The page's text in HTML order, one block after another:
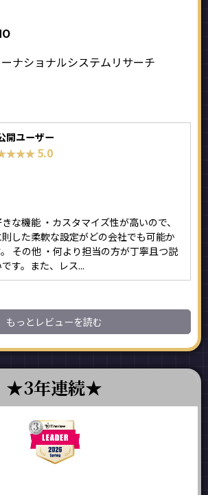
ナショナルシステムリサーチ
開ユーザー
5.0
な機能 ・カスタマイズ性が高いので、
した柔軟な設定がどの会社でも可能か
その他 ・何より担当の方が丁寧且つ説
す。また、レス...
もっとレビューを読む
3年連続